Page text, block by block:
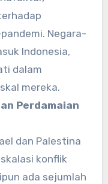
Negara-
Indonesia,
dalam
mereka.
Perdamaian
dan Palestina
konflik
ada sejumlah